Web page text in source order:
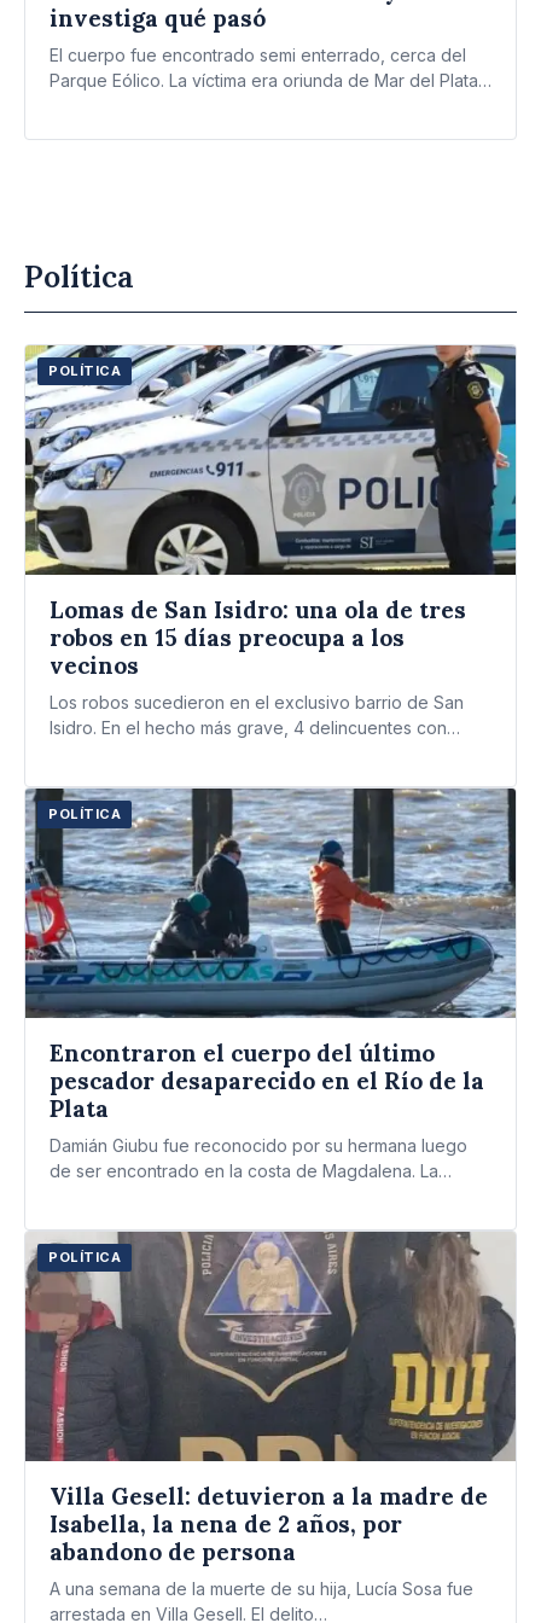
investiga qué pasó
El cuerpo fue encontrado semi enterrado, cerca del
Parque Eólico. La víctima era oriunda de Mar del Plata…
Política
POLÍTICA
Lomas de San Isidro: una ola de tres
robos en 15 días preocupa a los
vecinos
Los robos sucedieron en el exclusivo barrio de San
Isidro. En el hecho más grave, 4 delincuentes con…
POLÍTICA
Encontraron el cuerpo del último
pescador desaparecido en el Río de la
Plata
Damián Giubu fue reconocido por su hermana luego
de ser encontrado en la costa de Magdalena. La
POLÍTICA
Villa Gesell: detuvieron a la madre de
Isabella, la nena de 2 años, por
abandono de persona
A una semana de la muerte de su hija, Lucía Sosa fue
arrestada en Villa Gesell. El delito…